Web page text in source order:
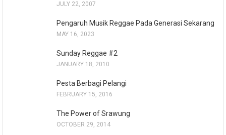
JULY 22, 2007
Pengaruh Musik Reggae Pada Generasi Sekarang
MAY 16, 2023
Sunday Reggae #2
JANUARY 18, 2010
Pesta Berbagi Pelangi
FEBRUARY 15, 2016
The Power of Srawung
OCTOBER 29, 2014